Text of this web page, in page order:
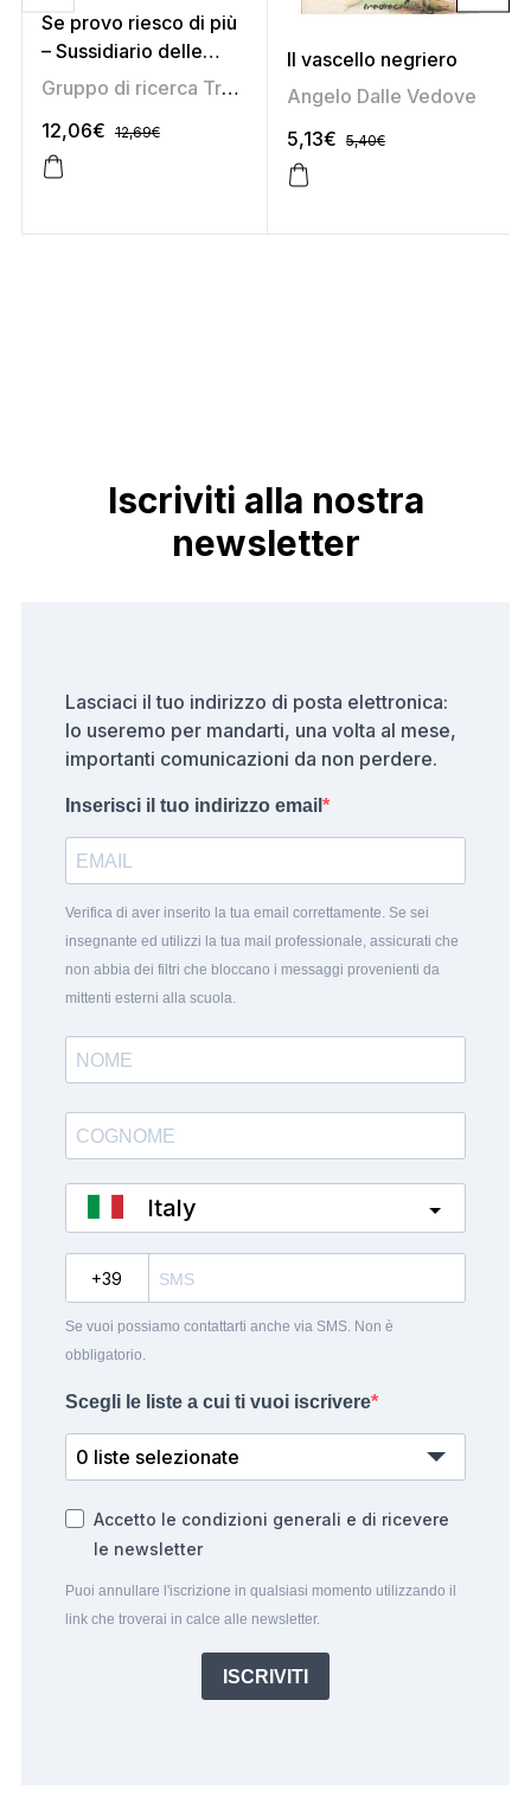
Se provo riesco di più
– Sussidiario delle
discipline 5 (area
Gruppo di ricerca Tredieci Marirosa Daniel,Marisa
12,06€ 12,69€
Il vascello negriero
Angelo Dalle Vedove
5,13€ 5,40€
Iscriviti alla nostra
newsletter
Lasciaci il tuo indirizzo di posta elettronica:
lo useremo per mandarti, una volta al mese,
importanti comunicazioni da non perdere.
Inserisci il tuo indirizzo email
Verifica di aver inserito la tua email correttamente. Se sei
insegnante ed utilizzi la tua mail professionale, assicurati che
non abbia dei filtri che bloccano i messaggi provenienti da
mittenti esterni alla scuola.
Italy
Se vuoi possiamo contattarti anche via SMS. Non è
obbligatorio.
Scegli le liste a cui ti vuoi iscrivere
0 liste selezionate
Accetto le condizioni generali e di ricevere
le newsletter
Puoi annullare l'iscrizione in qualsiasi momento utilizzando il
link che troverai in calce alle newsletter.
ISCRIVITI